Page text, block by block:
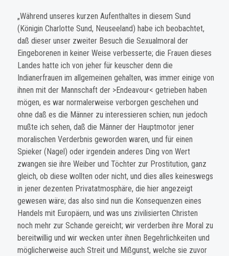
„Während unseres kurzen Aufenthaltes in diesem Sund
(Königin Charlotte Sund, Neuseeland) habe ich beobachtet,
daß dieser unser zweiter Besuch die Sexualmoral der
Eingeborenen in keiner Weise verbesserte; die Frauen dieses
Landes hatte ich von jeher für keuscher denn die
Indianerfrauen im allgemeinen gehalten, was immer einige von
ihnen mit der Mannschaft der >Endeavour< getrieben haben
mögen, es war normalerweise verborgen geschehen und
ohne daß es die Männer zu interessieren schien; nun jedoch
mußte ich sehen, daß die Männer der Hauptmotor jener
moralischen Verderbnis geworden waren, und für einen
Spieker(Nagel)oder irgendein anderes Ding von Wert
zwangen sie ihre Weiber und Töchter zur Prostitution, ganz
gleich, ob diese wollten oder nicht, und dies alles keineswegs
in jener dezenten Privatatmosphäre, die hier angezeigt
gewesen wäre; das also sind nun die Konsequenzen eines
Handels mit Europäern, und was uns zivilisierten Christen
noch mehr zur Schande gereicht; wir verderben ihre Moral zu
bereitwillig und wir wecken unter ihnen Begehrlichkeiten und
möglicherweise auch Streit und Mißgunst, welche sie zuvor